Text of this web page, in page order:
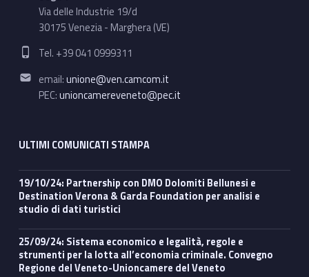
Via delle Industrie 19/d
30175 Venezia - Marghera (VE)
Phone number:
Tel. +39 041 0999311
Email address:
email:unione@ven.camcom.it
PEC:unioncamereveneto@pec.it
ULTIMI COMUNICATI STAMPA
19/10/24: Partnership con DMO Dolomiti Bellunesi e
Destination Verona & Garda Foundation per analisi e
studio di dati turistici
25/09/24: Sistema economico e legalità, regole e
strumenti per la lotta all’economia criminale. Convegno
Regione del Veneto-Unioncamere del Veneto